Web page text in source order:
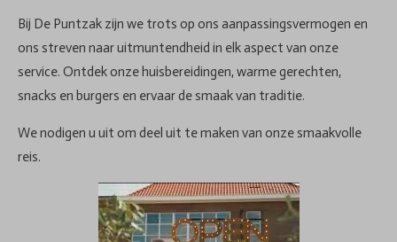
Bij De Puntzak zijn we trots op ons aanpassingsvermogen en
ons streven naar uitmuntendheid in elk aspect van onze
service. Ontdek onze huisbereidingen, warme gerechten,
snacks en burgers en ervaar de smaak van traditie.
We nodigen u uit om deel uit te maken van onze smaakvolle
reis.